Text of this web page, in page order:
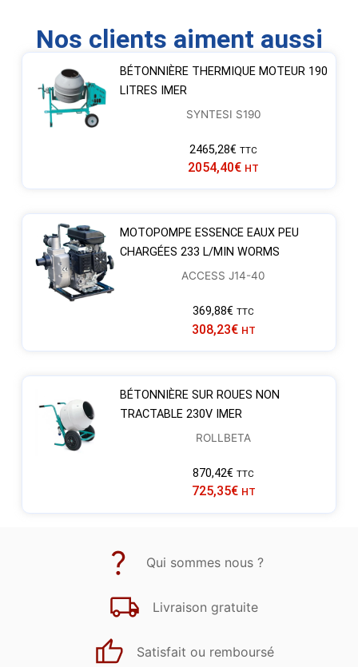
Nos clients aiment aussi
BÉTONNIÈRE THERMIQUE MOTEUR 190
LITRES IMER
SYNTESI S190
2465,28€ TTC
2054,40€ HT
MOTOPOMPE ESSENCE EAUX PEU
CHARGÉES 233 L/MIN WORMS
ACCESS J14-40
369,88€ TTC
308,23€ HT
BÉTONNIÈRE SUR ROUES NON
TRACTABLE 230V IMER
ROLLBETA
870,42€ TTC
725,35€ HT
Qui sommes nous ?
Livraison gratuite
Satisfait ou remboursé